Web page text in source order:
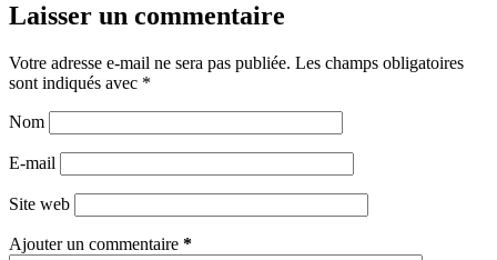
Laisser un commentaire
Votre adresse e-mail ne sera pas publiée. Les champs obligatoires
sont indiqués avec *
Nom
E-mail
Site web
Ajouter un commentaire *